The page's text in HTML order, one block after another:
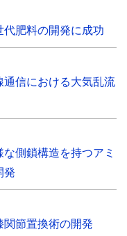
肥料の開発に成功
信における大気乱流
側鎖構造を持つアミ
発
節置換術の開発